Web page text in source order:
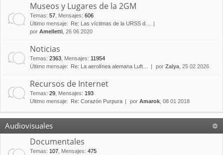
Museos y Lugares de la 2GM
Temas: 57 Mensajes: 606
Último mensaje:
Re: Las víctimas de la URSS d…
por Amelletti , 26 06 2020
Noticias
Temas: 2363 Mensajes: 11954
Último mensaje:
Re: La aerolínea alemana Luft… por Zalya , 25 02 2026
Recursos de Internet
Temas: 29 Mensajes: 193
Último mensaje:
Re: Corazón Purpura por Amarok , 08 01 2018
Audiovisuales
Documentales
Temas: 107 Mensajes: 475